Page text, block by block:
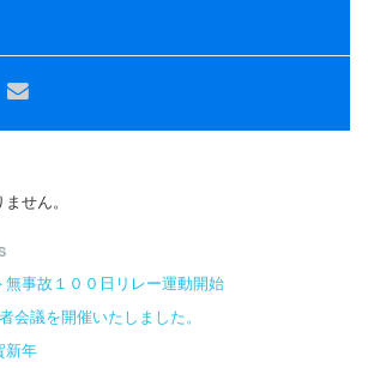
せん。
無事故１００日リレー運動開始
会議を開催いたしました。
年